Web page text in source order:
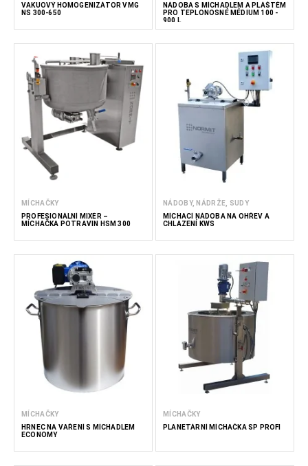
VAKUOVÝ HOMOGENIZÁTOR VMG
NS 300-650
NÁDOBA S MÍCHADLEM A PLÁŠTĚM
PRO TEPLONOSNÉ MÉDIUM 100 -
900 L
MÍCHAČKY
PROFESIONÁLNÍ MIXÉR –
MÍCHAČKA POTRAVIN HSM 300
NÁDOBY, NÁDRŽE, SUDY
MÍCHACÍ NÁDOBA NA OHŘEV A
CHLAZENÍ KWS
MÍCHAČKY
HRNEC NA VAŘENÍ S MÍCHADLEM
ECONOMY
MÍCHAČKY
PLANETÁRNÍ MÍCHAČKA SP PROFI